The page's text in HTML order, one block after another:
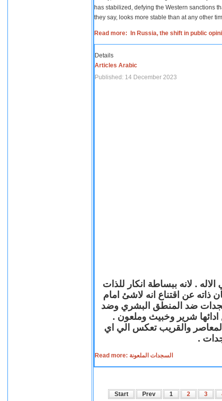
has stabilized, defying the Western sanctions
they say, looks more stable than at any other
Read more: In Russia, the shift in public
Details
Articles Arabic
Published: 14 December 2023
. لانه ببساطة انكار للذات
ذاته عن اقتناع انه لاشئ امام
ضد المنطق البشري وضد
ادائها شرير وخبيث وملعون .
المعاصر والقريب تعكس الي اي
.
Read more: السجدات الملعونة
Start Prev 1 2 3